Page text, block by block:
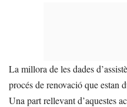
La millora de les dades
procés de renovació que estan
Una part rellevant d’aquestes